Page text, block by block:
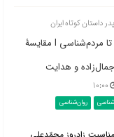
داستان کوتاه ایران
از روان‌شناسی تا مردم‌شناسی l مقایسۀ
و هدایت
۱۰:۰۰
روان‌شناسی